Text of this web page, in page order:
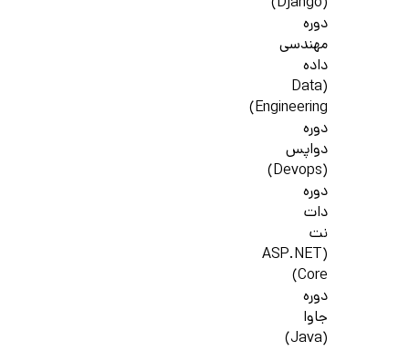
دوره
مهندسی
داده
(Data
Engineering)
دوره
دواپس
(Devops)
دوره
دات
نت
(ASP.NET
Core)
دوره
جاوا
(Java)